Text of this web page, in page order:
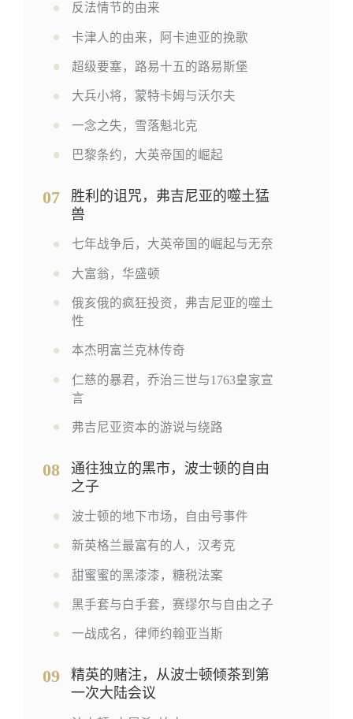
反法情节的由来
卡津人的由来，阿卡迪亚的挽歌
超级要塞，路易十五的路易斯堡
大兵小将，蒙特卡姆与沃尔夫
一念之失，雪落魁北克
巴黎条约，大英帝国的崛起
07
胜利的诅咒，弗吉尼亚的噬土猛
兽
七年战争后，大英帝国的崛起与无奈
大富翁，华盛顿
俄亥俄的疯狂投资，弗吉尼亚的噬土
性
本杰明富兰克林传奇
仁慈的暴君，乔治三世与1763皇家宣
言
弗吉尼亚资本的游说与绕路
08
通往独立的黑市，波士顿的自由
之子
波士顿的地下市场，自由号事件
新英格兰最富有的人，汉考克
甜蜜蜜的黑漆漆，糖税法案
黑手套与白手套，赛缪尔与自由之子
一战成名，律师约翰亚当斯
09
精英的赌注，从波士顿倾茶到第
一次大陆会议